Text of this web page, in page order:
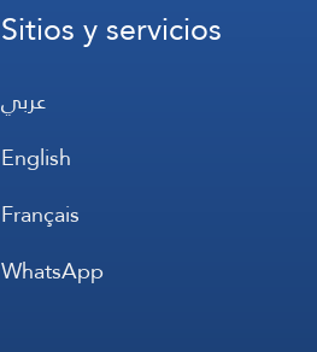
Sitios y servicios
عربي
English
Français
WhatsApp